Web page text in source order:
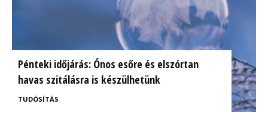
Pénteki időjárás: Ónos esőre és elszórtan
havas szitálásra is készülhetünk
TUDÓSÍTÁS